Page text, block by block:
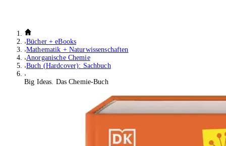
Bücher + eBooks
Mathematik + Naturwissenschaften
Anorganische Chemie
Buch (Hardcover): Sachbuch
Big Ideas. Das Chemie-Buch